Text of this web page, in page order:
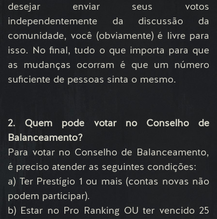
desejar enviar seus votos
independentemente da discussão da
comunidade, você (obviamente) é livre para
isso. No final, tudo o que importa para que
as mudanças ocorram é que um número
suficiente de pessoas sinta o mesmo.
2. Quem pode votar no Conselho de
Balanceamento?
Para votar no Conselho de Balanceamento,
é preciso atender as seguintes condições:
a) Ter Prestígio 1 ou mais (contas novas não
podem participar).
b) Estar no Pro Ranking OU ter vencido 25